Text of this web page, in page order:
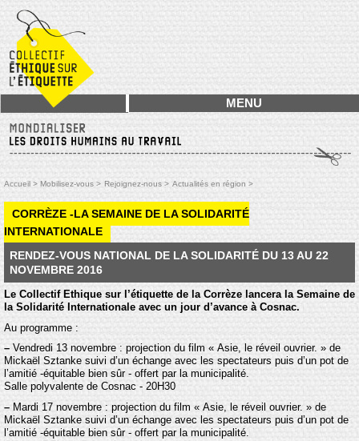
MENU
Accueil > Mobilisez-vous > Rejoignez-nous > Actualités en région >
CORRÈZE -LA SEMAINE DE LA SOLIDARITÉ
INTERNATIONALE
RENDEZ-VOUS NATIONAL DE LA SOLIDARITÉ DU 13 AU 22
NOVEMBRE 2016
Le Collectif Ethique sur l’étiquette de la Corrèze lancera la Semaine de
la Solidarité Internationale avec un jour d’avance à Cosnac.
Au programme :
– Vendredi 13 novembre : projection du film « Asie, le réveil ouvrier. » de
Mickaël Sztanke suivi d’un échange avec les spectateurs puis d’un pot de
l’amitié -équitable bien sûr - offert par la municipalité.
Salle polyvalente de Cosnac - 20H30
– Mardi 17 novembre : projection du film « Asie, le réveil ouvrier. » de
Mickaël Sztanke suivi d’un échange avec les spectateurs puis d’un pot de
l’amitié -équitable bien sûr - offert par la municipalité.